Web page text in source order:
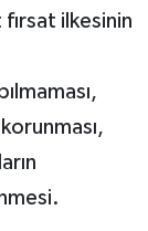
ilkesinin